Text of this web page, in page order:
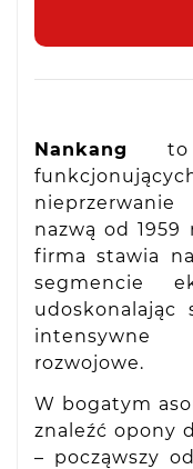
Nankang
to
nazwą od
firma stawia
segmencie
udoskonalając
intensywne
rozwojowe.
W bogatym
znaleźć opony
– począwszy